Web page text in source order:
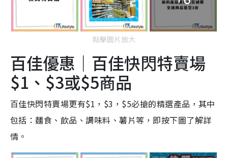
點擊圖片放大
百佳優惠｜百佳快閃特賣場
$1、$3或$5商品
百佳快閃特賣場更有$1，$3，$5必搶的精選產品，其中
包括：麵食、飲品、調味料、薯片等，即按下圖了解詳
情。